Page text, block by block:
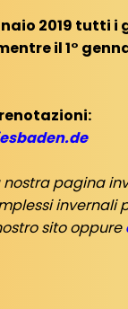
2019 tutti i
il 1°
pagina
invernali
sito oppure